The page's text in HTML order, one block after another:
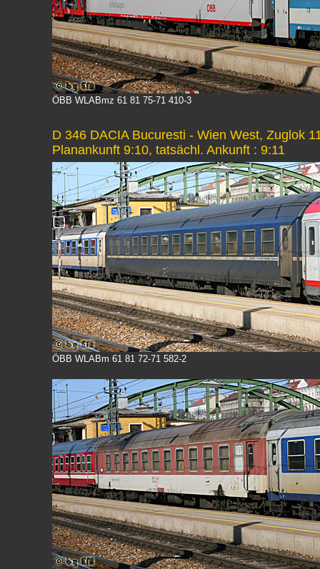
ÖBB WLABmz 61 81 75-71 410-3
D 346 DACIA Bucuresti - Wien West, Zuglok
Planankunft 9:10, tatsächl. Ankunft : 9:11
ÖBB WLABm 61 81 72-71 582-2